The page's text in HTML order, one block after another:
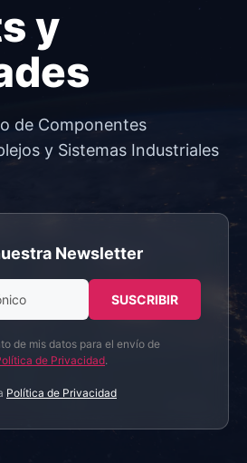
y
de Componentes
y Sistemas Industriales
Newsletter
de mis datos para el envío de
de Privacidad.
Política de Privacidad